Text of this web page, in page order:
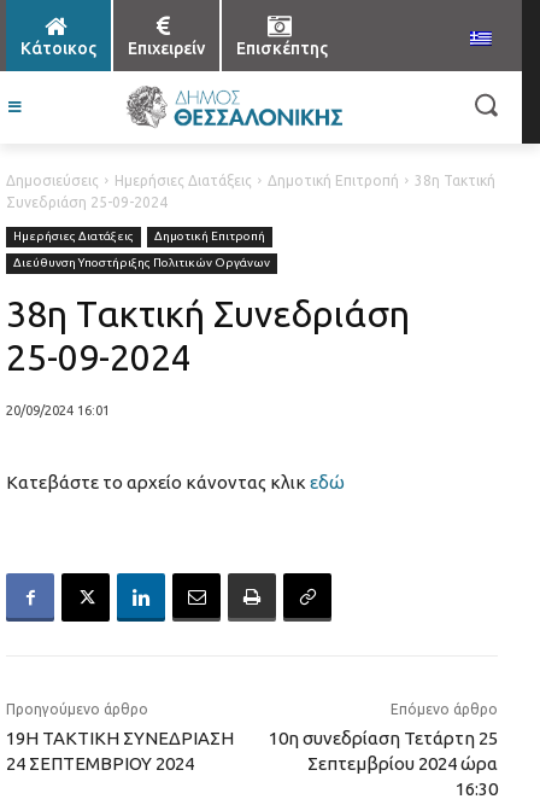
Κάτοικος Επιχειρείν Επισκέπτης
Δημοσιεύσεις Ημερήσιες Διατάξεις Δημοτική Επιτροπή
38η Τακτική
Συνεδριάση 25-09-2024
Ημερήσιες Διατάξεις
Δημοτική Επιτροπή
Διεύθυνση Υποστήριξης Πολιτικών Οργάνων
38η Τακτική Συνεδριάση
25-09-2024
20/09/2024 16:01
Κατεβάστε το αρχείο κάνοντας κλικ εδώ
Προηγούμενο άρθρο
19Η ΤΑΚΤΙΚΗ ΣΥΝΕΔΡΙΑΣΗ
24 ΣΕΠΤΕΜΒΡΙΟΥ 2024
Επόμενο άρθρο
10η συνεδρίαση Τετάρτη 25
Σεπτεμβρίου 2024 ώρα
16:30